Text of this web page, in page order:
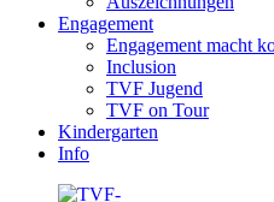
Engagement
Engagement macht
Inclusion
TVF Jugend
TVF on Tour
Kindergarten
Info